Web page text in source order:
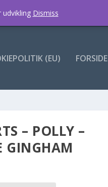
(EU) FORSIDE
– POLLY –
GINGHAM
udvikling Dismiss